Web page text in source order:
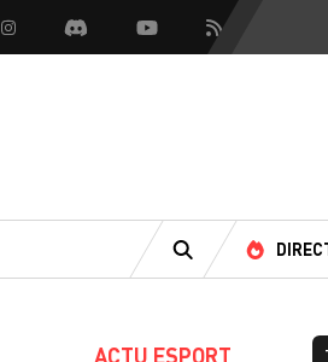
InstagramDiscord YoutubeFlux RSS
RECHERCHE
ACTU ESPORT